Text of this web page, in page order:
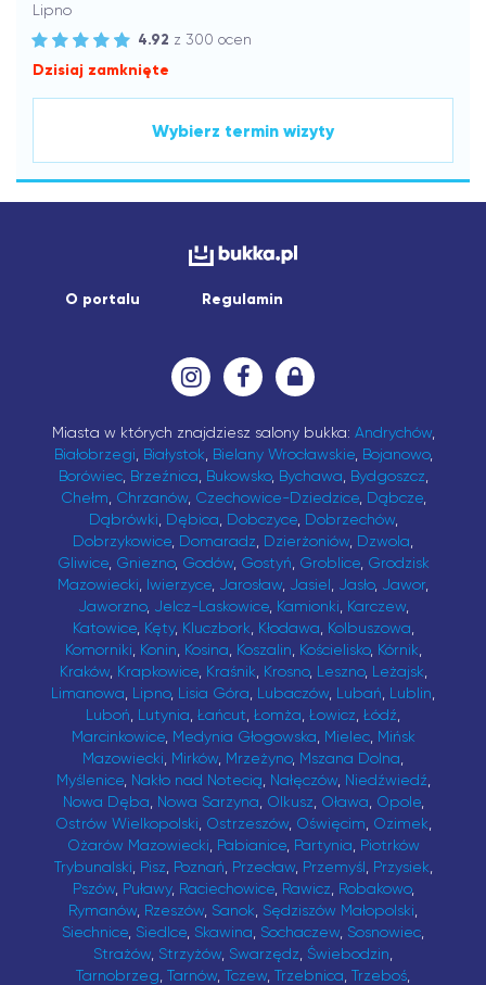
Lipno
4.92 z 300 ocen
Dzisiaj zamknięte
Wybierz termin wizyty
O portalu Regulamin
Miasta w których znajdziesz salony bukka: Andrychów,
Białobrzegi, Białystok, Bielany Wrocławskie, Bojanowo,
Borówiec, Brzeźnica, Bukowsko, Bychawa, Bydgoszcz,
Chełm, Chrzanów, Czechowice-Dziedzice, Dąbcze,
Dąbrówki, Dębica, Dobczyce, Dobrzechów,
Dobrzykowice, Domaradz, Dzierżoniów, Dzwola,
Gliwice, Gniezno, Godów, Gostyń, Groblice, Grodzisk
Mazowiecki, Iwierzyce, Jarosław, Jasiel, Jasło, Jawor,
Jaworzno, Jelcz-Laskowice, Kamionki, Karczew,
Katowice, Kęty, Kluczbork, Kłodawa, Kolbuszowa,
Komorniki, Konin, Kosina, Koszalin, Kościelisko, Kórnik,
Kraków, Krapkowice, Kraśnik, Krosno, Leszno, Leżajsk,
Limanowa, Lipno, Lisia Góra, Lubaczów, Lubań, Lublin,
Luboń, Lutynia, Łańcut, Łomża, Łowicz, Łódź,
Marcinkowice, Medynia Głogowska, Mielec, Mińsk
Mazowiecki, Mirków, Mrzeżyno, Mszana Dolna,
Myślenice, Nakło nad Notecią, Nałęczów, Niedźwiedź,
Nowa Dęba, Nowa Sarzyna, Olkusz, Oława, Opole,
Ostrów Wielkopolski, Ostrzeszów, Oświęcim, Ozimek,
Ożarów Mazowiecki, Pabianice, Partynia, Piotrków
Trybunalski, Pisz, Poznań, Przecław, Przemyśl, Przysiek,
Pszów, Puławy, Raciechowice, Rawicz, Robakowo,
Rymanów, Rzeszów, Sanok, Sędziszów Małopolski,
Siechnice, Siedlce, Skawina, Sochaczew, Sosnowiec,
Strażów, Strzyżów, Swarzędz, Świebodzin,
Tarnobrzeg, Tarnów, Tczew, Trzebnica, Trzeboś,